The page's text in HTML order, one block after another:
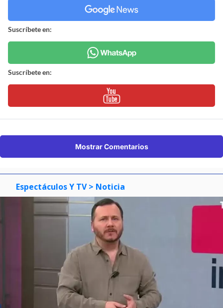
Suscríbete en:
Suscríbete en:
Mostrar Comentarios
Espectáculos Y TV > Noticia